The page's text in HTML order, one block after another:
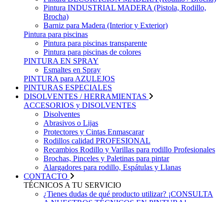
Pintura INDUSTRIAL MADERA (Pistola, Rodillo,
Brocha)
Barniz para Madera (Interior y Exterior)
Pintura para piscinas
Pintura para piscinas transparente
Pintura para piscinas de colores
PINTURA EN SPRAY
Esmaltes en Spray
PINTURA para AZULEJOS
PINTURAS ESPECIALES
DISOLVENTES / HERRAMIENTAS
ACCESORIOS y DISOLVENTES
Disolventes
Abrasivos o Lijas
Protectores y Cintas Enmascarar
Rodillos calidad PROFESIONAL
Recambios Rodillo y Varillas para rodillo Profesionales
Brochas, Pinceles y Paletinas para pintar
Alargadores para rodillo, Espátulas y Llanas
CONTACTO
TÉCNICOS A TU SERVICIO
¿Tienes dudas de qué producto utilizar? ¡CONSULTA